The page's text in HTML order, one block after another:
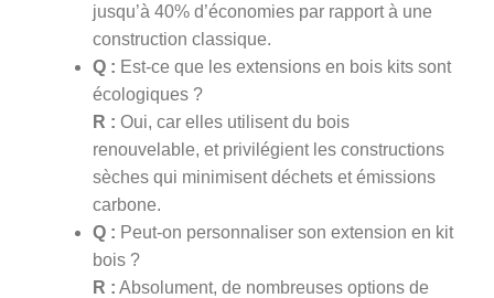
jusqu’à 40% d’économies par rapport à une
construction classique.
Q : Est-ce que les extensions en bois kits sont
écologiques ?
R : Oui, car elles utilisent du bois
renouvelable, et privilégient les constructions
sèches qui minimisent déchets et émissions
carbone.
Q : Peut-on personnaliser son extension en kit
bois ?
R : Absolument, de nombreuses options de